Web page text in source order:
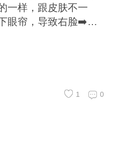
一样，跟皮肤不一
眼帘，导致右脸➡️点
医生这种要做什么手
0
1